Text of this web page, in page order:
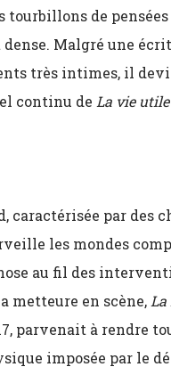
tourbillons de
Malgré une
très intimes, il
continu de La vie utile
caractérisée par des
les mondes
au fil des
metteure en scène,
parvenait à rendre
imposée par le